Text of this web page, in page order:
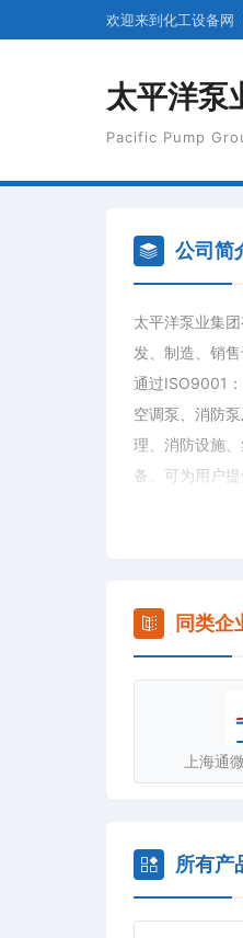
欢迎来到化工设备网
太平洋泵
Pacific Pump
公司简
太平洋泵业集
发、制造、销
通过ISO9001
空调泵、消防
理、消防设施
备。可为用户
同类企
上海通
所有产